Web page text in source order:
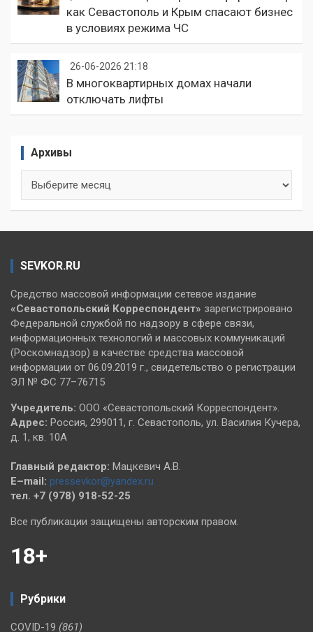
как Севастополь и Крым спасают бизнес
в условиях режима ЧС
26-06-2026 21:18
В многоквартирных домах начали
отключать лифты
Архивы
SEVKOR.RU
Средство массовой информации сетевое издание
«Севастопольский Корреспондент» зарегистрировано
Федеральной службой по надзору в сфере связи,
информационных технологий и массовых коммуникаций
(Роскомнадзор) в качестве средства массовой
информации от 06.09.2019 г., свидетельство о регистрации
ЭЛ № ФС 77–76715
Учредитель: ООО «Севастопольский Корреспондент».
Адрес: Россия, 299011, г. Севастополь, ул. Василия Кучера,
д. 1, кв. 10А
Главный редактор: Мацкевич А.В.
E–mail: pressevkor@yandex.ru
тел. +7 (978) 918-52-25
Все публикации защищены авторским правом.
18+
Рубрики
COVID-19 (861)